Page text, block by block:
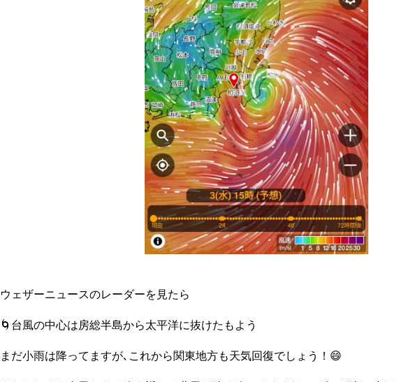
ウェザーニュースのレーダーを見たら
🌀台風の中心は房総半島から太平洋に抜けたもよう
まだ小雨は降ってますが､これから関東地方も天気回復でしょう！😄